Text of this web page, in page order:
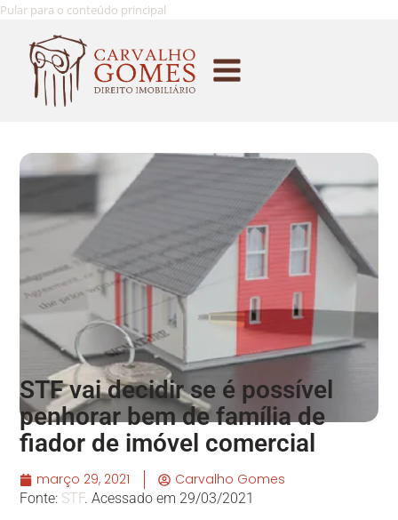
Pular para o conteúdo principal
STF vai decidir se é possível
penhorar bem de família de
fiador de imóvel comercial
março 29, 2021 Carvalho Gomes
Fonte: STF. Acessado em 29/03/2021